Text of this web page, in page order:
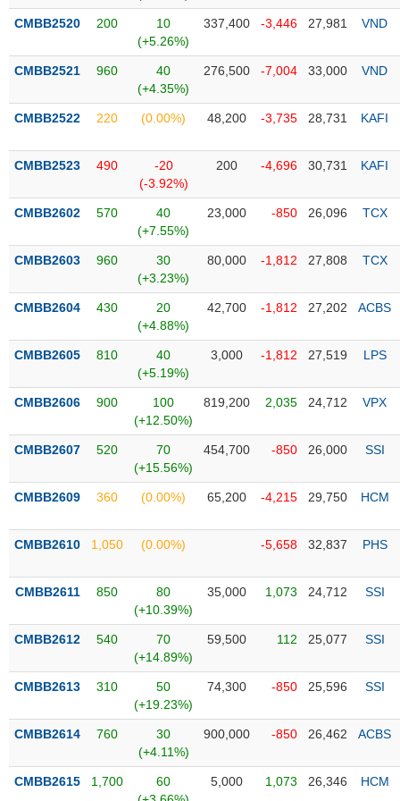
Trạng
cổ
Quy
thị
Niêm
Niêm
mới
yết
bổ
Hủy
biệt
được
ký
Danh
phiếu
tiết
CMBB2520 200
10
(+5.26%)
337,400 -3,446 27,981 VND
CMBB2521 960
40
(+4.35%)
276,500 -7,004 33,000 VND
CMBB2522 220 (0.00%) 48,200 -3,735 28,731 KAFI
CMBB2523 490
-20
(-3.92%)
200 -4,696 30,731 KAFI
CMBB2602 570
40
(+7.55%)
23,000 -850 26,096 TCX
CMBB2603 960
30
(+3.23%)
80,000 -1,812 27,808 TCX
CMBB2604 430
20
(+4.88%)
42,700 -1,812 27,202 ACBS
CMBB2605 810
40
(+5.19%)
3,000 -1,812 27,519 LPS
CMBB2606 900
100
(+12.50%)
819,200 2,035 24,712 VPX
CMBB2607 520
70
(+15.56%)
454,700 -850 26,000 SSI
CMBB2609 360 (0.00%) 65,200 -4,215 29,750 HCM
CMBB2610 1,050 (0.00%) -5,658 32,837 PHS
CMBB2611 850
80
(+10.39%)
35,000 1,073 24,712 SSI
CMBB2612 540
70
(+14.89%)
59,500 112 25,077 SSI
CMBB2613 310
50
(+19.23%)
74,300 -850 25,596 SSI
CMBB2614 760
30
(+4.11%)
900,000 -850 26,462 ACBS
CMBB2615 1,700
60
5,000 1,073 26,346 HCM
NGÀNH
CỔ
PHÁI
PHIẾU
CÔNG
CỤ
XUẤT
LIỆU
MỚI
(-)